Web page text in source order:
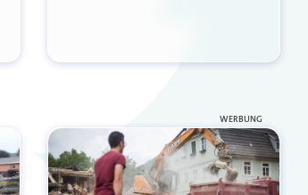
WERBUNG